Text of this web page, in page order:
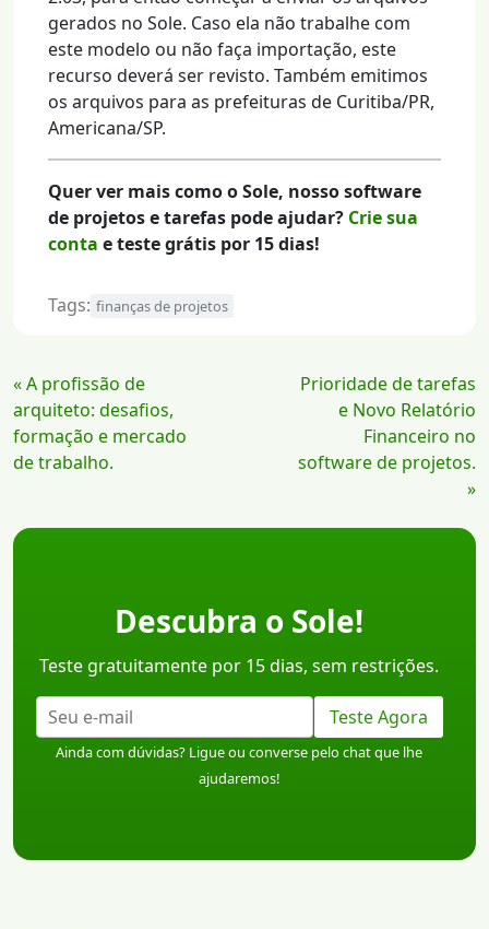
gerados no Sole. Caso ela não trabalhe com
este modelo ou não faça importação, este
recurso deverá ser revisto. Também emitimos
os arquivos para as prefeituras de Curitiba/PR,
Americana/SP.
Quer ver mais como o Sole, nosso software
de projetos e tarefas pode ajudar? Crie sua
conta e teste grátis por 15 dias!
Tags: finanças de projetos
Continue
Lendo
« A profissão de
arquiteto: desafios,
formação e mercado
de trabalho.
Prioridade de tarefas
e Novo Relatório
Financeiro no
software de projetos.
»
Descubra o Sole!
Teste gratuitamente por 15 dias, sem restrições.
Teste Agora
Ainda com dúvidas? Ligue ou converse pelo chat que lhe
ajudaremos!